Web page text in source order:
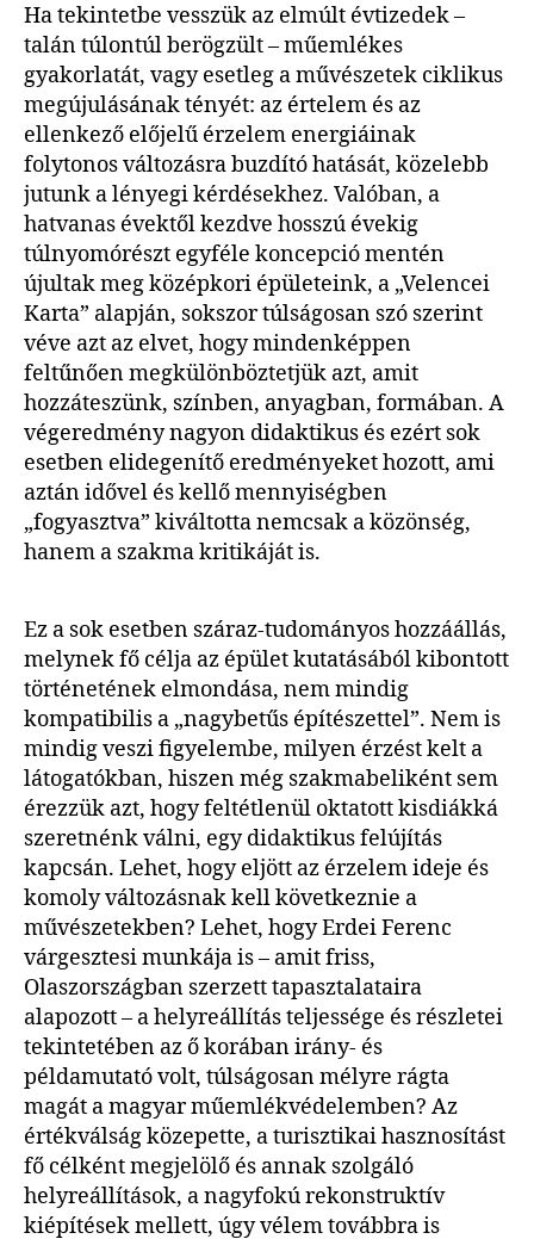
Ha tekintetbe vesszük az elmúlt évtizedek –
talán túlontúl berögzült – műemlékes
gyakorlatát, vagy esetleg a művészetek ciklikus
megújulásának tényét: az értelem és az
ellenkező előjelű érzelem energiáinak
folytonos változásra buzdító hatását, közelebb
jutunk a lényegi kérdésekhez. Valóban, a
hatvanas évektől kezdve hosszú évekig
túlnyomórészt egyféle koncepció mentén
újultak meg középkori épületeink, a „Velencei
Karta” alapján, sokszor túlságosan szó szerint
véve azt az elvet, hogy mindenképpen
feltűnően megkülönböztetjük azt, amit
hozzáteszünk, színben, anyagban, formában. A
végeredmény nagyon didaktikus és ezért sok
esetben elidegenítő eredményeket hozott, ami
aztán idővel és kellő mennyiségben
„fogyasztva” kiváltotta nemcsak a közönség,
hanem a szakma kritikáját is.
Ez a sok esetben száraz-tudományos hozzáállás,
melynek fő célja az épület kutatásából kibontott
történetének elmondása, nem mindig
kompatibilis a „nagybetűs építészettel”. Nem is
mindig veszi figyelembe, milyen érzést kelt a
látogatókban, hiszen még szakmabeliként sem
érezzük azt, hogy feltétlenül oktatott kisdiákká
szeretnénk válni, egy didaktikus felújítás
kapcsán. Lehet, hogy eljött az érzelem ideje és
komoly változásnak kell következnie a
művészetekben? Lehet, hogy Erdei Ferenc
várgesztesi munkája is – amit friss,
Olaszországban szerzett tapasztalataira
alapozott – a helyreállítás teljessége és részletei
tekintetében az ő korában irány- és
példamutató volt, túlságosan mélyre rágta
magát a magyar műemlékvédelemben? Az
értékválság közepette, a turisztikai hasznosítást
fő célként megjelölő és annak szolgáló
helyreállítások, a nagyfokú rekonstruktív
kiépítések mellett, úgy vélem továbbra is